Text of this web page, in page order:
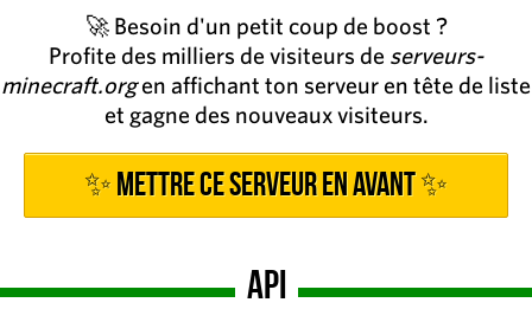
🚀 Besoin d'un petit coup de boost ?
Profite des milliers de visiteurs de serveurs-
minecraft.orgen affichant ton serveur en tête de liste
et gagne des nouveaux visiteurs.
✨ Mettre ce serveur en avant ✨
API